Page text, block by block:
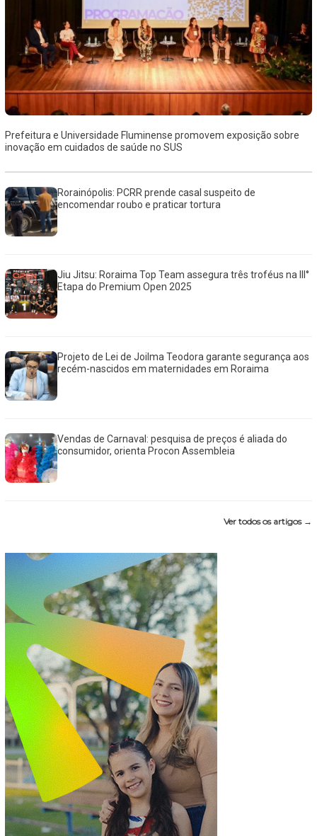
Prefeitura e Universidade Fluminense promovem exposição sobre
inovação em cuidados de saúde no SUS
Rorainópolis: PCRR prende casal suspeito de
encomendar roubo e praticar tortura
Jiu Jitsu: Roraima Top Team assegura três troféus na III°
Etapa do Premium Open 2025
Projeto de Lei de Joilma Teodora garante segurança aos
recém-nascidos em maternidades em Roraima
Vendas de Carnaval: pesquisa de preços é aliada do
consumidor, orienta Procon Assembleia
Ver todos os artigos →